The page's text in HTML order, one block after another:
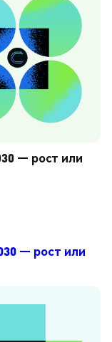
— рост или
— рост или